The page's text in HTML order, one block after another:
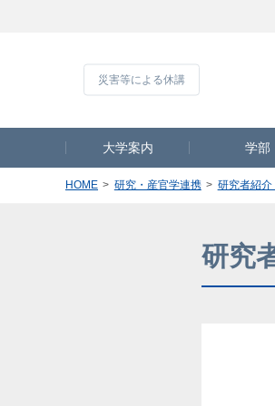
大学案内 学部
HOME 研究・産官学連携 研究者紹介
研究